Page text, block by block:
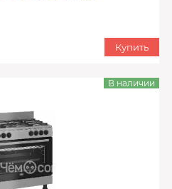
Купить
В наличии